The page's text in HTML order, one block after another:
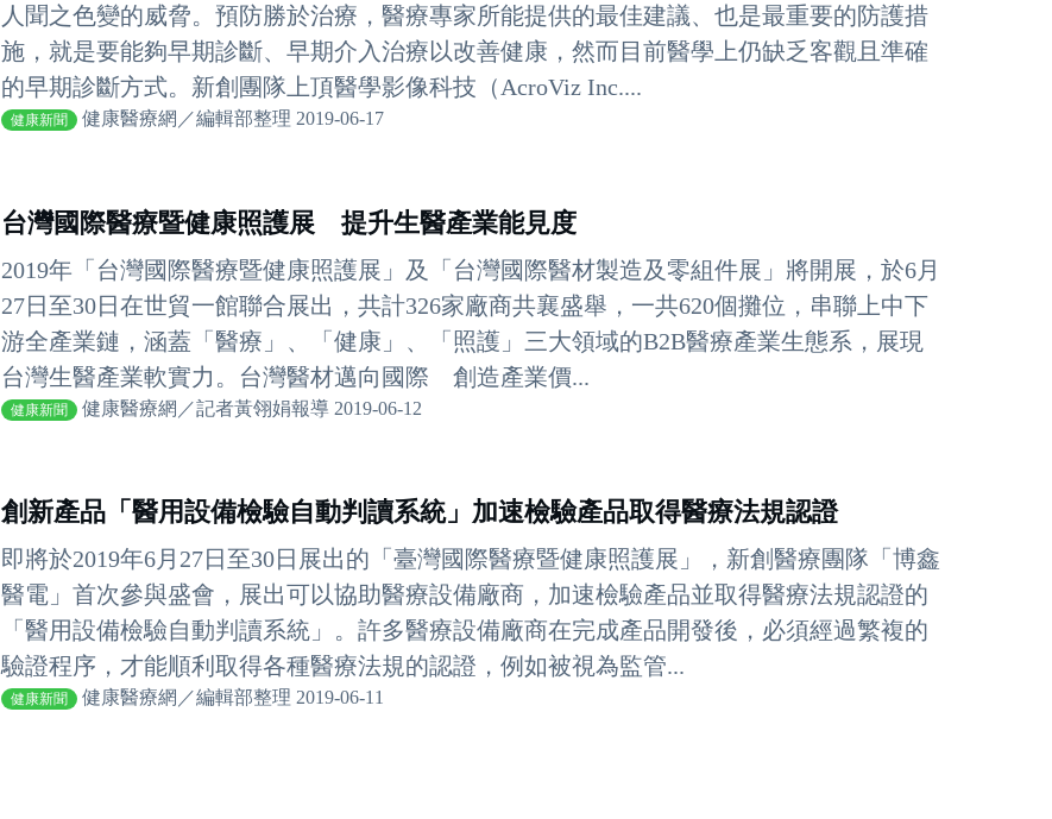
人聞之色變的威脅。預防勝於治療，醫療專家所能提供的最佳建議、也是最重要的防護措
施，就是要能夠早期診斷、早期介入治療以改善健康，然而目前醫學上仍缺乏客觀且準確
的早期診斷方式。新創團隊上頂醫學影像科技（AcroViz Inc....
健康新聞 健康醫療網／編輯部整理 2019-06-17
台灣國際醫療暨健康照護展 提升生醫產業能見度
2019年「台灣國際醫療暨健康照護展」及「台灣國際醫材製造及零組件展」將開展，於6月
27日至30日在世貿一館聯合展出，共計326家廠商共襄盛舉，一共620個攤位，串聯上中下
游全產業鏈，涵蓋「醫療」、「健康」、「照護」三大領域的B2B醫療產業生態系，展現
台灣生醫產業軟實力。台灣醫材邁向國際 創造產業價...
健康新聞 健康醫療網／記者黃翎娟報導 2019-06-12
創新產品「醫用設備檢驗自動判讀系統」加速檢驗產品取得醫療法規認證
即將於2019年6月27日至30日展出的「臺灣國際醫療暨健康照護展」，新創醫療團隊「博鑫
醫電」首次參與盛會，展出可以協助醫療設備廠商，加速檢驗產品並取得醫療法規認證的
「醫用設備檢驗自動判讀系統」。許多醫療設備廠商在完成產品開發後，必須經過繁複的
驗證程序，才能順利取得各種醫療法規的認證，例如被視為監管...
健康新聞 健康醫療網／編輯部整理 2019-06-11